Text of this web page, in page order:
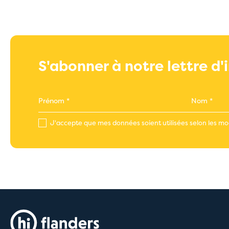
S'abonner à notre lettre
J'accepte que mes données soient utilisées selon les